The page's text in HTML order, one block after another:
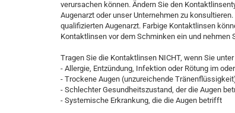
verursachen können. Ändern Sie den
Augenarzt oder unser Unternehmen zu
qualifizierten Augenarzt. Farbige Kontaktlinsen
Kontaktlinsen vor dem Schminken ein und nehmen
Tragen Sie die Kontaktlinsen NICHT, wenn Sie
- Allergie, Entzündung, Infektion oder Rötung im
- Trockene Augen (unzureichende
- Schlechter Gesundheitszustand, der die Augen
- Systemische Erkrankung, die die Augen betrifft